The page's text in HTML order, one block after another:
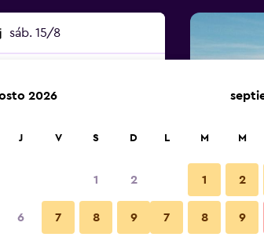
sáb. 15/8
de precio por noche
2026
J V S D
1 2
6 7 8 9
L M M
1 2
7 8 9